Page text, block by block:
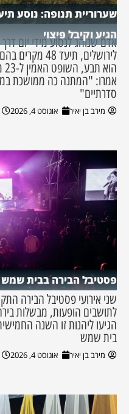
הגיע וקיבל פיצוי
אדם שנוהג לנסוע מידי יום
לירושלים,
אמרו: "המתנה כה ממושכת
סדרתיים"
מירב בן יאיר אוגוסט 4, 2026
פסטיבל הבירה בבית שמש
שני אירועי פסטיבל הבירה
לתושבים הופעות, מבשלות
הגיעו ליהנות זו השנה
בית שמש
מירב בן יאיר אוגוסט 4, 2026